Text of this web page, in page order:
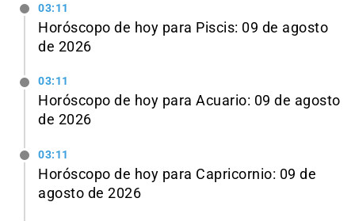
03:11
Horóscopo de hoy para Piscis: 09 de agosto
de 2026
03:11
Horóscopo de hoy para Acuario: 09 de agosto
de 2026
03:11
Horóscopo de hoy para Capricornio: 09 de
agosto de 2026